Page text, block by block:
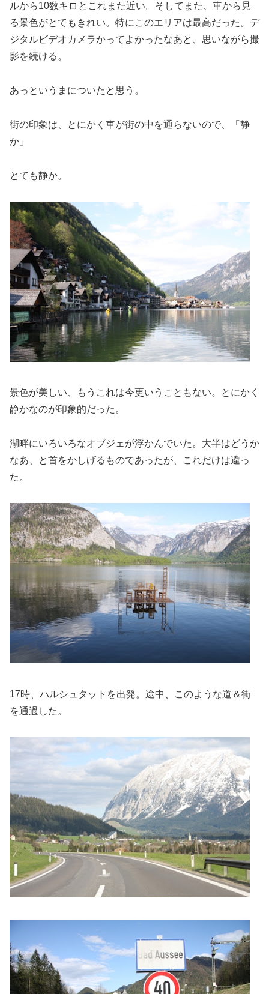
ルから10数キロとこれまた近い。そしてまた、車から見
る景色がとてもきれい。特にこのエリアは最高だった。デ
ジタルビデオカメラかってよかったなあと、思いながら撮
影を続ける。
あっというまについたと思う。
街の印象は、とにかく車が街の中を通らないので、「静
か」
とても静か。
景色が美しい、もうこれは今更いうこともない。とにかく
静かなのが印象的だった。
湖畔にいろいろなオブジェが浮かんでいた。大半はどうか
なあ、と首をかしげるものであったが、これだけは違っ
た。
17時、ハルシュタットを出発。途中、このような道＆街
を通過した。